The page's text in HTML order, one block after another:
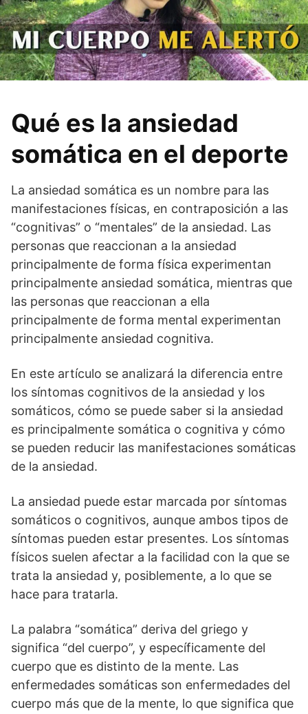
Qué es la ansiedad
somática en el deporte
La ansiedad somática es un nombre para las
manifestaciones físicas, en contraposición a las
“cognitivas” o “mentales” de la ansiedad. Las
personas que reaccionan a la ansiedad
principalmente de forma física experimentan
principalmente ansiedad somática, mientras que
las personas que reaccionan a ella
principalmente de forma mental experimentan
principalmente ansiedad cognitiva.
En este artículo se analizará la diferencia entre
los síntomas cognitivos de la ansiedad y los
somáticos, cómo se puede saber si la ansiedad
es principalmente somática o cognitiva y cómo
se pueden reducir las manifestaciones somáticas
de la ansiedad.
La ansiedad puede estar marcada por síntomas
somáticos o cognitivos, aunque ambos tipos de
síntomas pueden estar presentes. Los síntomas
físicos suelen afectar a la facilidad con la que se
trata la ansiedad y, posiblemente, a lo que se
hace para tratarla.
La palabra “somática” deriva del griego y
significa “del cuerpo”, y específicamente del
cuerpo que es distinto de la mente. Las
enfermedades somáticas son enfermedades del
cuerpo más que de la mente, lo que significa que